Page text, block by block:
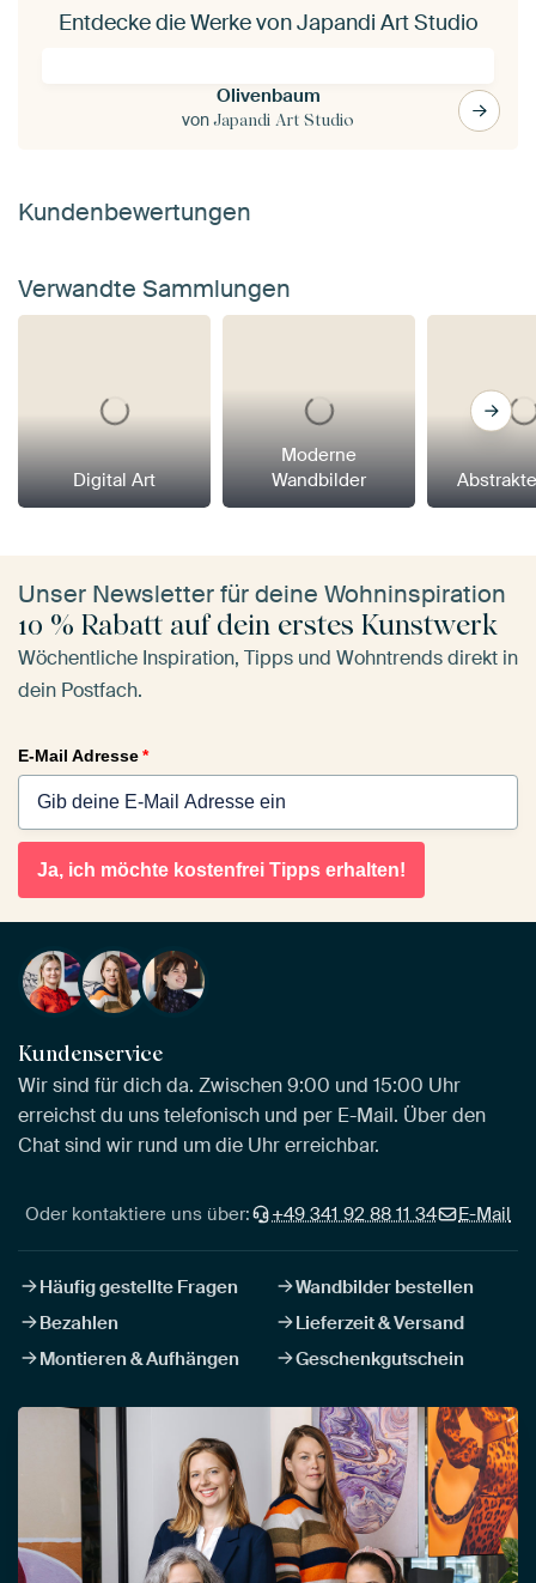
Entdecke die Werke von Japandi Art Studio
Olivenbaum
vonJapandi Art Studio
Kundenbewertungen
Verwandte Sammlungen
Digital Art
Moderne
Wandbilder
Unser Newsletter für deine Wohninspiration
10 % Rabatt auf dein erstes Kunstwerk
Wöchentliche Inspiration, Tipps und Wohntrends direkt in
dein Postfach.
E-Mail Adresse*
Ja, ich möchte kostenfrei Tipps erhalten!
Kundenservice
Wir sind für dich da. Zwischen 9:00 und 15:00 Uhr
erreichst du uns telefonisch und per E-Mail. Über den
Chat sind wir rund um die Uhr erreichbar.
Oder kontaktiere uns über: +49 341 92 88 11 34 E-Mail
Häufig gestellte Fragen
Wandbilder bestellen
Bezahlen
Lieferzeit & Versand
Montieren & Aufhängen
Geschenkgutschein